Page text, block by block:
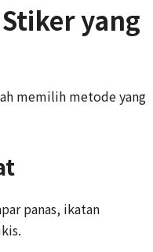
yang
memilih metode yang
panas, ikatan